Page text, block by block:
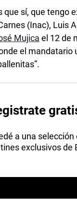
que sí, que tengo
(Inac), Luis
Mujica el 12 de
el mandatario
a una
exclusivos de